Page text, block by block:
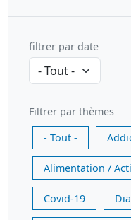
filtrer par date
Filtrer par thèmes
- Tout -
Alimentation /
Covid-19